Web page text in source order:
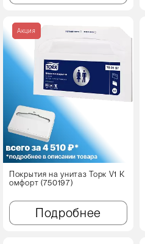
Акция
Покрытия на унитаз Торк V1 К
омфорт (750197)
Подробнее